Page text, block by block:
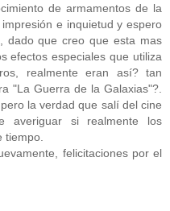
de armamentos de la
e inquietud y espero
dado que creo que esta mas
efectos especiales que utiliza
realmente eran así? tan
"La Guerra de la Galaxias"?.
la verdad que salí del cine
averiguar si realmente los
tiempo.
felicitaciones por el